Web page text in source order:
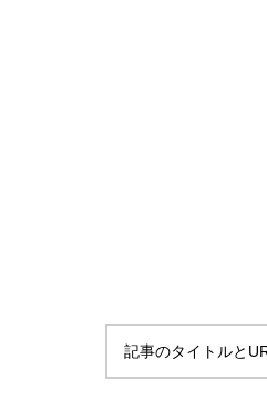
記事のタイトルと